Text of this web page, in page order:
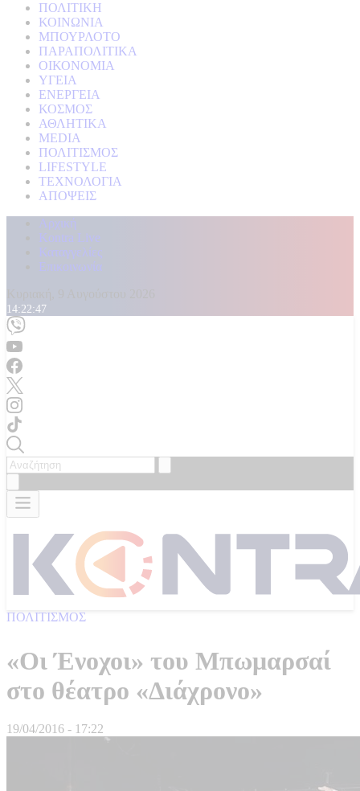
ΠΟΛΙΤΙΚΗ
ΚΟΙΝΩΝΙΑ
ΜΠΟΥΡΛΟΤΟ
ΠΑΡΑΠΟΛΙΤΙΚΑ
ΟΙΚΟΝΟΜΙΑ
ΥΓΕΙΑ
ΕΝΕΡΓΕΙΑ
ΚΟΣΜΟΣ
ΑΘΛΗΤΙΚΑ
MEDIA
ΠΟΛΙΤΙΣΜΟΣ
LIFESTYLE
ΤΕΧΝΟΛΟΓΙΑ
ΑΠΟΨΕΙΣ
Αρχική
Kontra Live
Καταγγελίες
Επικοινωνία
14:22:48
ΠΟΛΙΤΙΣΜΟΣ
«Οι Ένοχοι» του Μπωμαρσαί
στο θέατρο «Διάχρονο»
19/04/2016 - 17:22